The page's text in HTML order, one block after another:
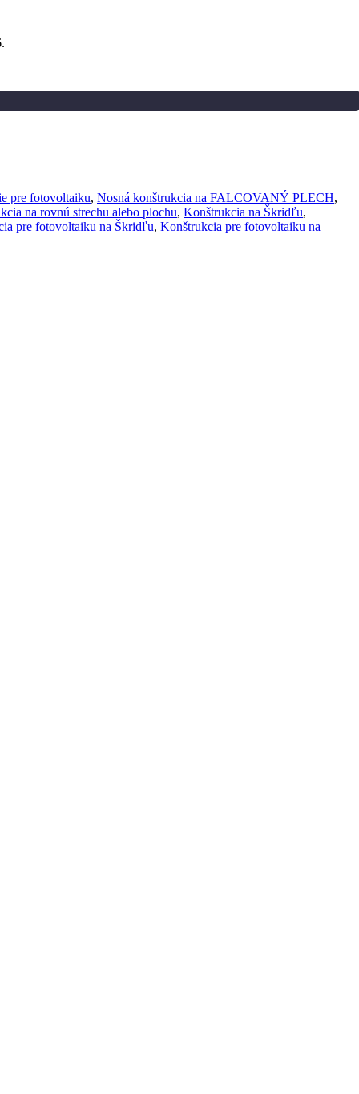
pre fotovoltaiku, Nosná konštrukcia na FALCOVANÝ PLECH,
na rovnú strechu alebo plochu, Konštrukcia na Škridľu,
pre fotovoltaiku na Škridľu, Konštrukcia pre fotovoltaiku na